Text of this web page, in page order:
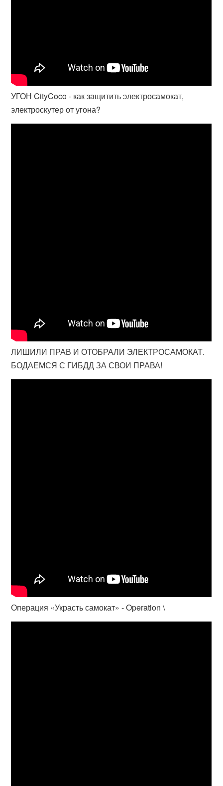
УГОН CityCoco - как защитить электросамокат,
электроскутер от угона?
ЛИШИЛИ ПРАВ И ОТОБРАЛИ ЭЛЕКТРОСАМОКАТ.
БОДАЕМСЯ С ГИБДД ЗА СВОИ ПРАВА!
Операция «Украсть самокат» - Operation \